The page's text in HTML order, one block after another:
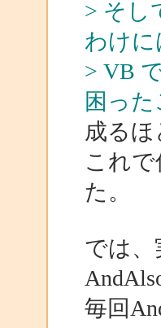
> そし
わけ
> VB
困っ
成るほ
これ
た。
では、
毎回